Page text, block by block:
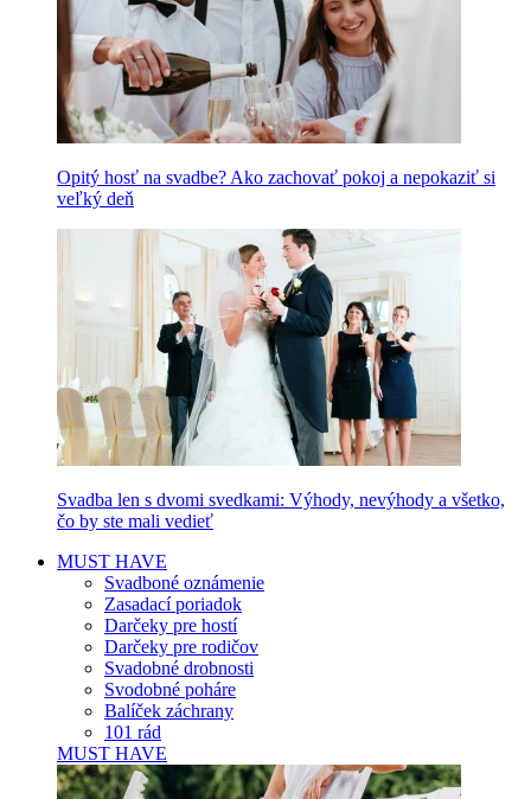
Opitý hosť na svadbe? Ako zachovať pokoj a nepokaziť si
veľký deň
Svadba len s dvomi svedkami: Výhody, nevýhody a všetko,
čo by ste mali vedieť
MUST HAVE
Svadboné oznámenie
Zasadací poriadok
Darčeky pre hostí
Darčeky pre rodičov
Svadobné drobnosti
Svodobné poháre
Balíček záchrany
101 rád
MUST HAVE